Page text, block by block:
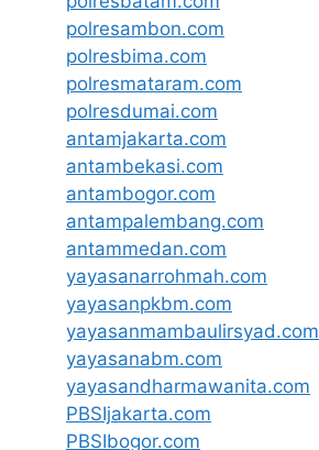
polresambon.com
polresbima.com
polresmataram.com
polresdumai.com
antamjakarta.com
antambekasi.com
antambogor.com
antampalembang.com
antammedan.com
yayasanarrohmah.com
yayasanpkbm.com
yayasanmambaulirsyad.com
yayasanabm.com
yayasandharmawanita.com
PBSIjakarta.com
PBSIbogor.com